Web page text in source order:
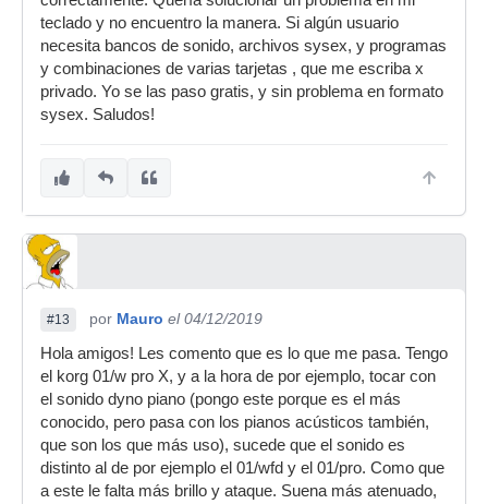
teclado y no encuentro la manera. Si algún usuario
necesita bancos de sonido, archivos sysex, y programas
y combinaciones de varias tarjetas , que me escriba x
privado. Yo se las paso gratis, y sin problema en formato
sysex. Saludos!
#13 por Mauro el 04/12/2019
Hola amigos! Les comento que es lo que me pasa. Tengo
el korg 01/w pro X, y a la hora de por ejemplo, tocar con
el sonido dyno piano (pongo este porque es el más
conocido, pero pasa con los pianos acústicos también,
que son los que más uso), sucede que el sonido es
distinto al de por ejemplo el 01/wfd y el 01/pro. Como que
a este le falta más brillo y ataque. Suena más atenuado,